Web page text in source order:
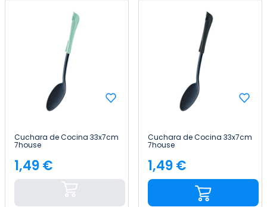
Cuchara de Cocina 33x7cm
7house
Precio
1,49 €
Cuchara de Cocina 33x7cm
7house
Precio
1,49 €